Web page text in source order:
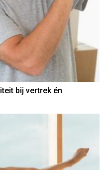
bij vertrek én